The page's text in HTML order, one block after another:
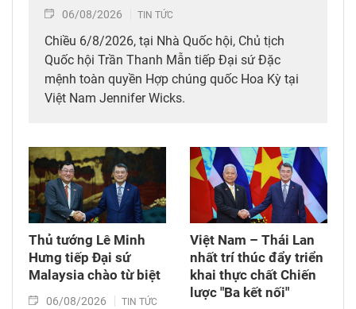
06/08/2026 TIN TỨC
Chiều 6/8/2026, tại Nhà Quốc hội, Chủ tịch
Quốc hội Trần Thanh Mẫn tiếp Đại sứ Đặc
mệnh toàn quyền Hợp chúng quốc Hoa Kỳ tại
Việt Nam Jennifer Wicks.
Thủ tướng Lê Minh
Hưng tiếp Đại sứ
Malaysia chào từ biệt
06/08/2026 TIN TỨC
Việt Nam – Thái Lan
nhất trí thúc đẩy triển
khai thực chất Chiến
lược "Ba kết nối"